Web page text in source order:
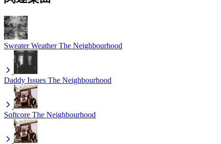
Sweater Weather The Neighbourhood
Daddy Issues The Neighbourhood
Softcore The Neighbourhood